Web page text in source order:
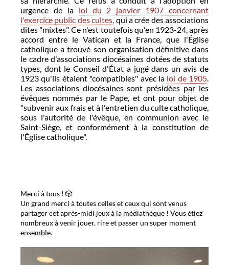
urgence de la loi du 2 janvier 1907 concernant
l'exercice public des cultes, qui a crée des associations
dites "mixtes". Ce n'est toutefois qu'en 1923-24, après
accord entre le Vatican et la France, que l'Église
catholique a trouvé son organisation définitive dans
le cadre d'associations diocésaines dotées de statuts
types, dont le Conseil d'État a jugé dans un avis de
1923 qu'ils étaient "compatibles" avec la loi de 1905.
Les associations diocésaines sont présidées par les
évêques nommés par le Pape, et ont pour objet de
"subvenir aux frais et à l'entretien du culte catholique,
sous l'autorité de l'évêque, en communion avec le
Saint-Siège, et conformément à la constitution de
l'Église catholique".
Merci à tous ! 🎲
Un grand merci à toutes celles et ceux qui sont venus
partager cet après-midi jeux à la médiathèque ! Vous étiez
nombreux à venir jouer, rire et passer un super moment
ensemble.